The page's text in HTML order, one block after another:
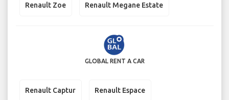
Renault Zoe Renault Megane Estate
GLOBAL RENT A CAR
Renault Captur Renault Espace